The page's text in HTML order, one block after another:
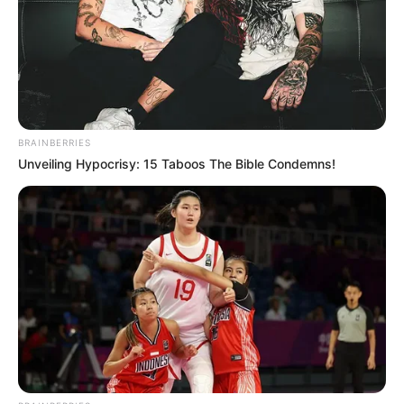
BRAINBERRIES
Unveiling Hypocrisy: 15 Taboos The Bible Condemns!